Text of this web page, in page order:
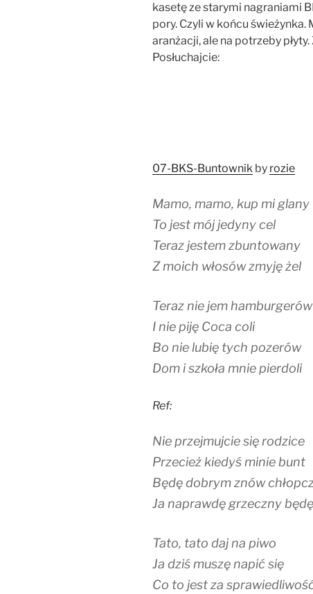
kasetę ze starymi nagraniami
pory. Czyli w końcu świeżynka.
aranżacji, ale na potrzeby
Posłuchajcie:
07-BKS-Buntownik by rozie
Mamo, mamo, kup mi glany
To jest mój jedyny cel
Teraz jestem zbuntowany
Z moich włosów zmyję żel
Teraz nie jem hamburgerów
I nie piję Coca coli
Bo nie lubię tych pozerów
Dom i szkoła mnie pierdoli
Ref:
Nie przejmujcie się rodzice
Przecież kiedyś minie bunt
Będę dobrym znów
Ja naprawdę grzeczny
Tato, tato daj na piwo
Ja dziś muszę napić się
Co to jest za